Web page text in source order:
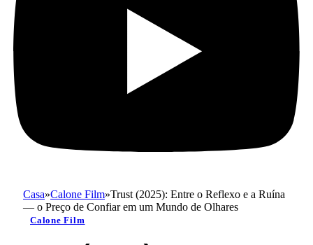
Casa»Calone Film»Trust (2025): Entre o Reflexo e a Ruína
— o Preço de Confiar em um Mundo de Olhares
Calone Film